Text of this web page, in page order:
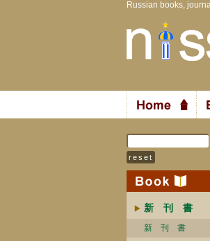
Russian books,
新 刊 書
新 刊 書